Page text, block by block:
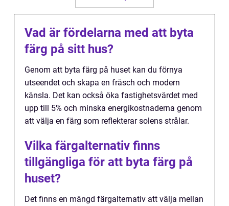
Vad är fördelarna med att byta
färg på sitt hus?
Genom att byta färg på huset kan du förnya
utseendet och skapa en fräsch och modern
känsla. Det kan också öka fastighetsvärdet med
upp till 5% och minska energikostnaderna genom
att välja en färg som reflekterar solens strålar.
Vilka färgalternativ finns
tillgängliga för att byta färg på
huset?
Det finns en mängd färgalternativ att välja mellan